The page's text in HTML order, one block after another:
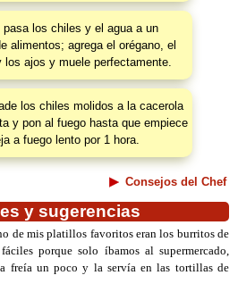
pasa los chiles y el agua a un
alimentos; agrega el orégano, el
los ajos y muele perfectamente.
los chiles molidos a la cacerola
y pon al fuego hasta que empiece
a fuego lento por 1 hora.
Consejos del Chef
y sugerencias
de mis platillos favoritos eran los burritos de
porque solo íbamos al supermercado,
freía un poco y la servía en las tortillas de